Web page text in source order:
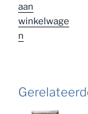
aan
winkelwage
n